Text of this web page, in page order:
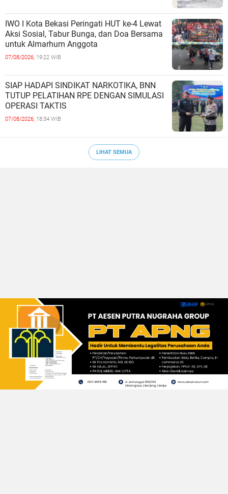
IWO I Kota Bekasi Peringati HUT ke-4 Lewat
Aksi Sosial, Tabur Bunga, dan Doa Bersama
untuk Almarhum Anggota
07/08/2026, 19:22 WIB
SIAP HADAPI SINDIKAT NARKOTIKA, BNN
TUTUP PELATIHAN RPE DENGAN SIMULASI
OPERASI TAKTIS
07/08/2026, 18:34 WIB
LIHAT SEMUA